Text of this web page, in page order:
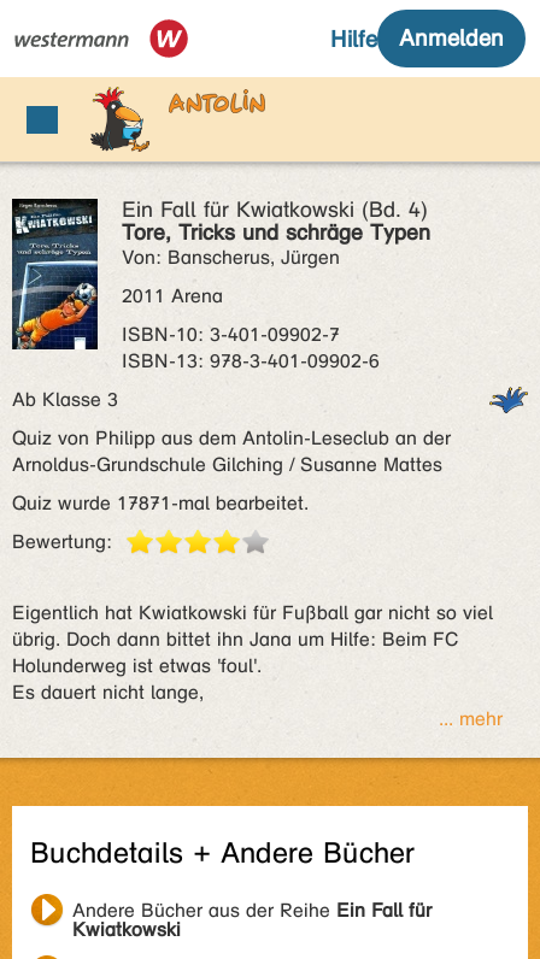
Ein Fall für Kwiatkowski (Bd. 4)
Tore, Tricks und schräge Typen
Von: Banscherus, Jürgen
2011 Arena
ISBN‑10: 3-401-09902-7
ISBN‑13: 978-3-401-09902-6
Ab Klasse 3
Quiz von Philipp aus dem Antolin-Leseclub an der
Arnoldus-Grundschule Gilching / Susanne Mattes
Quiz wurde 17871-mal bearbeitet.
Bewertung:
Eigentlich hat Kwiatkowski für Fußball gar nicht so viel
übrig. Doch dann bittet ihn Jana um Hilfe: Beim FC
Holunderweg ist etwas 'foul'.
Es dauert nicht lange,
... mehr
Buchdetails + Andere Bücher
Andere Bücher aus der Reihe Ein Fall für
Kwiatkowski